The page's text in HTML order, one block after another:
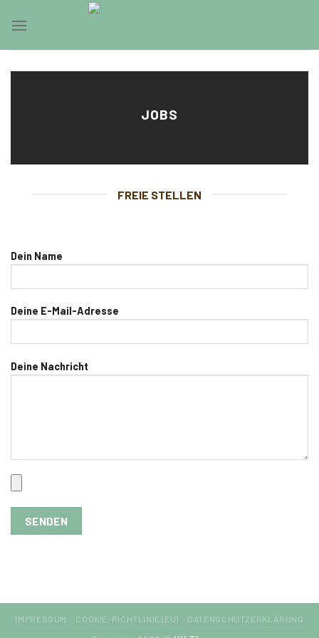
JOBS
FREIE STELLEN
Dein Name
Deine E-Mail-Adresse
Deine Nachricht
IMPRESSUM COOKIE-RICHTLINIE (EU) DATENSCHUTZERKLÄRUNG